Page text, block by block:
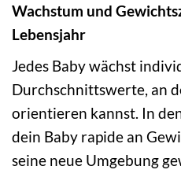
Wachstum und
Lebensjahr
Jedes Baby wächst
Durchschnittswerte, an
orientieren kannst. In
dein Baby rapide an
seine neue Umgebung